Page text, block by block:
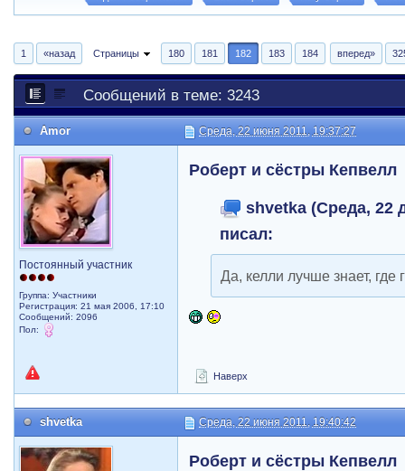
1 «назад Страницы 180 181 182 183 184 вперед»
Сообщений в теме: 3243
Amor Среда, 22 июня 2011, 19:37:27
Постоянный участник
Группа: Участники
Регистрация: 21 мая 2006, 17:10
Сообщений: 2096
Пол:
Роберт и сёстры Кепвелл
shvetka (Среда, 22
писал:
Да, келли лучше знает, где
Наверх
shvetka Среда, 22 июня 2011, 19:40:42
Роберт и сёстры Кепвелл